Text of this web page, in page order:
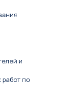
и
по